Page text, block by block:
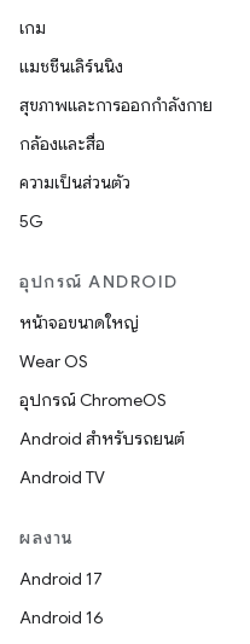
เกม
แมชชีนเลิร์นนิง
สุขภาพและการออกกำลังกาย
กล้องและสื่อ
ความเป็นส่วนตัว
5G
อุปกรณ์ ANDROID
หน้าจอขนาดใหญ่
Wear OS
อุปกรณ์ ChromeOS
Android สำหรับรถยนต์
Android TV
ผลงาน
Android 17
Android 16